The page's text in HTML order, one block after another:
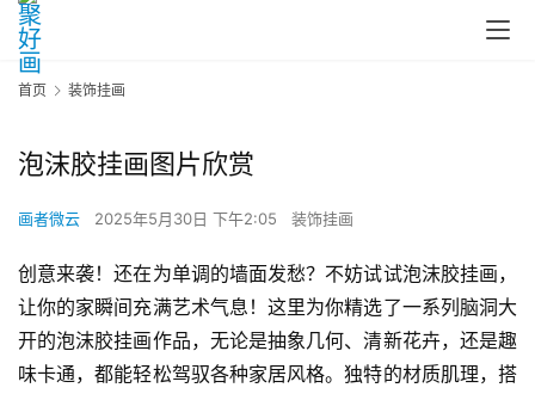
首页 装饰挂画
泡沫胶挂画图片欣赏
画者微云 2025年5月30日 下午2:05 装饰挂画
创意来袭！还在为单调的墙面发愁？不妨试试泡沫胶挂画，
让你的家瞬间充满艺术气息！这里为你精选了一系列脑洞大
开的泡沫胶挂画作品，无论是抽象几何、清新花卉，还是趣
味卡通，都能轻松驾驭各种家居风格。独特的材质肌理，搭